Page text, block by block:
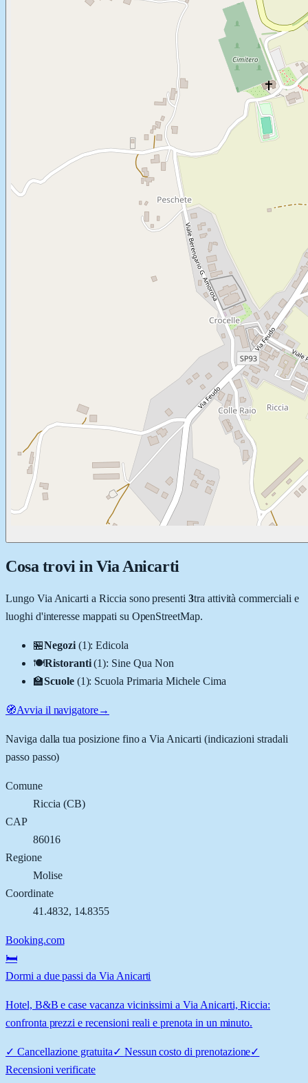
Cosa trovi in Via Anicarti
Lungo Via Anicarti aRiccia sono presenti 3tra attività commerciali e
luoghi d'interesse mappati su OpenStreetMap.
🏪Negozi (1):Edicola
🍽️Ristoranti (1): Sine Qua Non
🏫Scuole (1): Scuola Primaria Michele Cima
🧭Avvia il navigatore→
Naviga dalla tua posizione fino aVia Anicarti (indicazioni stradali
passo passo)
Comune
Riccia (CB)
CAP
86016
Regione
Molise
Coordinate
41.4832, 14.8355
Booking.com
🛏️
Dormi a due passi da Via Anicarti
Hotel, B&B e case vacanza vicinissimi a Via Anicarti, Riccia:
confronta prezzi e recensioni reali e prenota in un minuto.
✓ Cancellazione gratuita✓ Nessun costo di prenotazione✓
Recensioni verificate